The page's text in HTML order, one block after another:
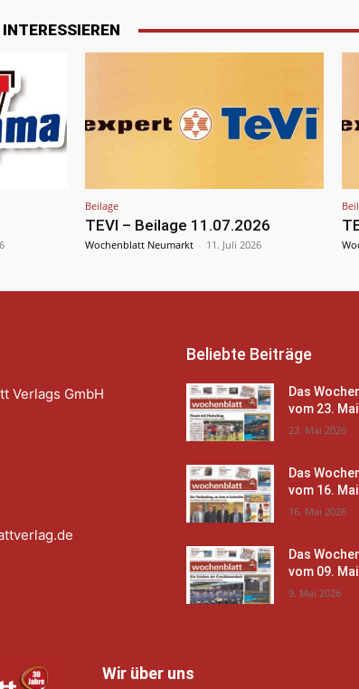
Beilage
TEVI – Beilage 11.07.2026
Wochenblatt Neumarkt - 11. Juli 2026
Verlags GmbH
Beliebte Beiträge
Das
vom 23.
23. Mai 2026
Das
vom 16.
16. Mai 2026
Das
vom 09.
9. Mai 2026
Wir über uns